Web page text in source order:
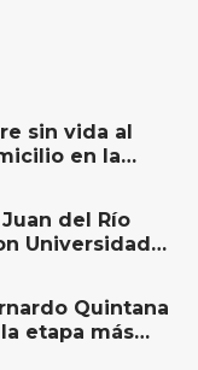
sin vida al
en la
San Juan del
del Río
Universidad
recibir
Quintana
etapa más
vial